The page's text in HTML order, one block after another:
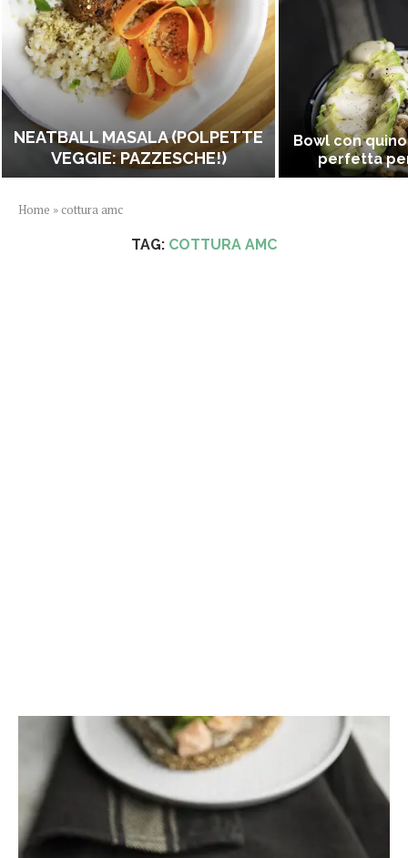
NEATBALL MASALA (POLPETTE
VEGGIE: PAZZESCHE!)
Bowl con
perfetta
Home » cottura amc
TAG: COTTURA AMC